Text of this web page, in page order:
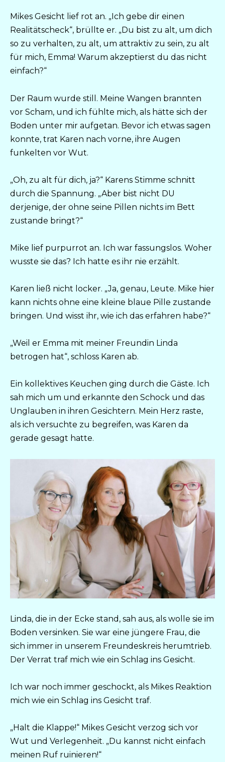
Mikes Gesicht lief rot an. „Ich gebe dir einen
Realitätscheck“, brüllte er. „Du bist zu alt, um dich
so zu verhalten, zu alt, um attraktiv zu sein, zu alt
für mich, Emma! Warum akzeptierst du das nicht
einfach?“
Der Raum wurde still. Meine Wangen brannten
vor Scham, und ich fühlte mich, als hätte sich der
Boden unter mir aufgetan. Bevor ich etwas sagen
konnte, trat Karen nach vorne, ihre Augen
funkelten vor Wut.
„Oh, zu alt für dich, ja?“ Karens Stimme schnitt
durch die Spannung. „Aber bist nicht DU
derjenige, der ohne seine Pillen nichts im Bett
zustande bringt?“
Mike lief purpurrot an. Ich war fassungslos. Woher
wusste sie das? Ich hatte es ihr nie erzählt.
Karen ließ nicht locker. „Ja, genau, Leute. Mike hier
kann nichts ohne eine kleine blaue Pille zustande
bringen. Und wisst ihr, wie ich das erfahren habe?“
„Weil er Emma mit meiner Freundin Linda
betrogen hat“, schloss Karen ab.
Ein kollektives Keuchen ging durch die Gäste. Ich
sah mich um und erkannte den Schock und das
Unglauben in ihren Gesichtern. Mein Herz raste,
als ich versuchte zu begreifen, was Karen da
gerade gesagt hatte.
Linda, die in der Ecke stand, sah aus, als wolle sie im
Boden versinken. Sie war eine jüngere Frau, die
sich immer in unserem Freundeskreis herumtrieb.
Der Verrat traf mich wie ein Schlag ins Gesicht.
Ich war noch immer geschockt, als Mikes Reaktion
mich wie ein Schlag ins Gesicht traf.
„Halt die Klappe!“ Mikes Gesicht verzog sich vor
Wut und Verlegenheit. „Du kannst nicht einfach
meinen Ruf ruinieren!“